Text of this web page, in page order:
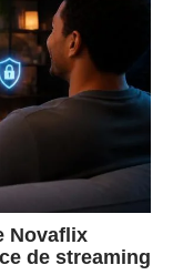
Novaflix
de streaming